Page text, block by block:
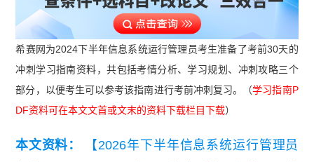
希赛网为2024下半年信息系统运行管理员考生准备了考前30天的
冲刺学习指南资料，共包括考情分析、学习规划、冲刺攻略三个
部分，以便考生可以参考该指南进行考前冲刺复习。（学习指南P
DF资料可在本文文首或文末的资料下载栏目下载）
本文资料：
【2026年下半年信息系统运行管理员